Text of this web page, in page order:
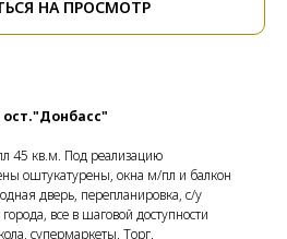
НА ПРОСМОТР
45 кв.м. Под реализацию
оштукатурены, окна м/пл и балкон
дверь, перепланировка, с/у
все в шаговой доступности
супермаркеты. Торг.